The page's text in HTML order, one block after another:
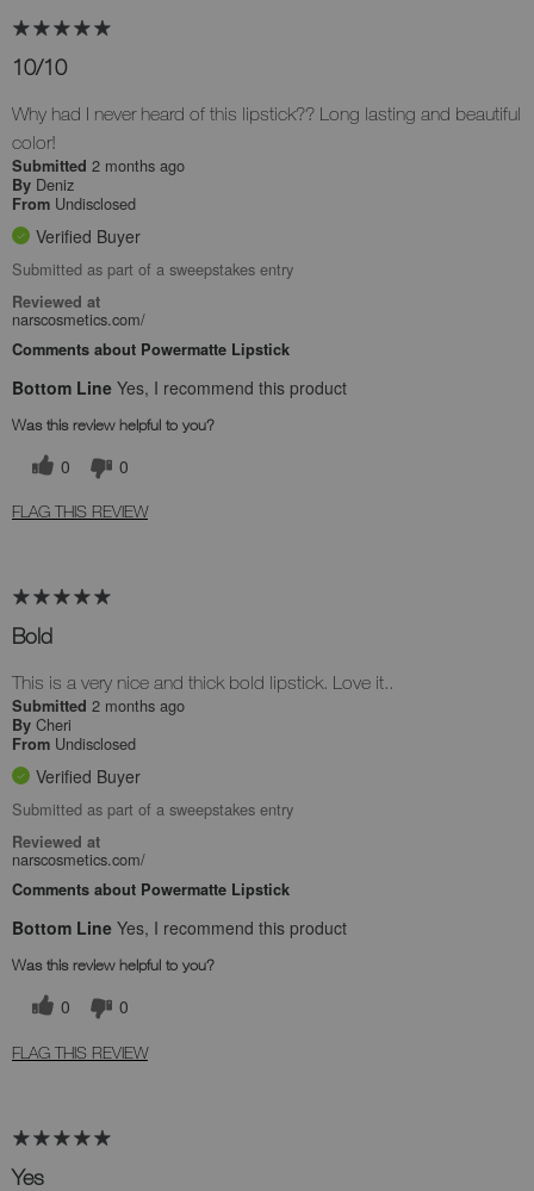
10/10
Why had I never heard of this lipstick?? Long lasting and beautiful
color!
Submitted 2 months ago
By Deniz
From Undisclosed
Verified Buyer
Submitted as part of a sweepstakes entry
Reviewed at
narscosmetics.com/
Comments about Powermatte Lipstick
Bottom Line Yes, I recommend this product
Was this review helpful to you?
0 0
FLAG THIS REVIEW
Bold
This is a very nice and thick bold lipstick. Love it..
Submitted 2 months ago
By Cheri
From Undisclosed
Verified Buyer
Submitted as part of a sweepstakes entry
Reviewed at
narscosmetics.com/
Comments about Powermatte Lipstick
Bottom Line Yes, I recommend this product
Was this review helpful to you?
0 0
FLAG THIS REVIEW
Yes